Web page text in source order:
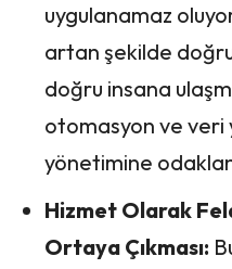
uygulanamaz
artan şekilde
doğru insana
otomasyon ve veri
yönetimine
Hizmet Olarak
Ortaya Çıkması: